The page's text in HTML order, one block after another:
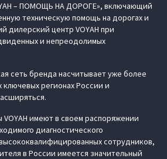
– ПОМОЩЬ НА ДОРОГЕ», включающий
техническую помощь на дорогах и
дилерский центр VOYAH при
и непреодолимых
сеть бренда насчитывает уже более
ключевых регионах России и
имеют в своем распоряжении
диагностического
сотрудников,
в России имеется значительный